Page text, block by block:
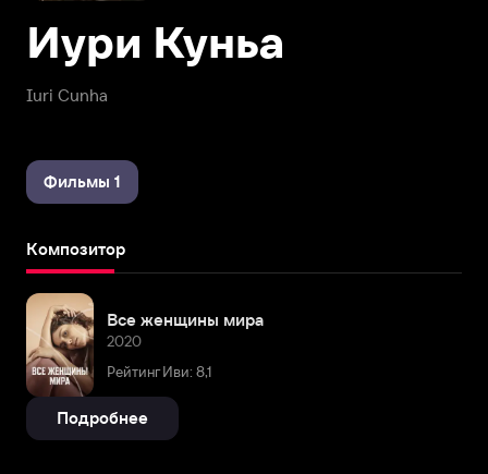
Iuri Cunha
Иури Куньа
Фильмы 1
Композитор
Все женщины мира
2020
Рейтинг Иви: 8,1
Подробнее